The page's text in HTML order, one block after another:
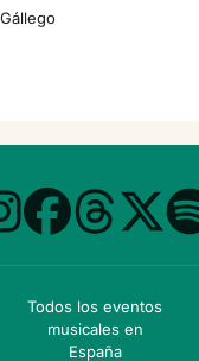
Todos los eventos
musicales en
España